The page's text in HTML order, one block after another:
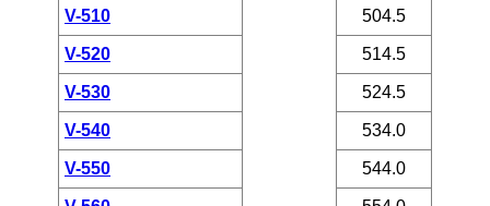
V-510 504.5
V-520 514.5
V-530 524.5
V-540 534.0
V-550 544.0